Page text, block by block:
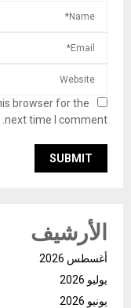
browser for the
next time I comment.
الأرشيف
أغسطس 2026
يوليو 2026
يونيو 2026